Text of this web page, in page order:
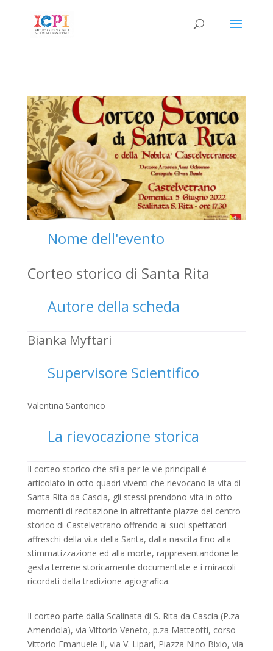
Nome dell'evento
Corteo storico di Santa Rita
Autore della scheda
Bianka Myftari
Supervisore Scientifico
Valentina Santonico
La rievocazione storica
Il corteo storico che sfila per le vie principali è
articolato in otto quadri viventi che rievocano la vita di
Santa Rita da Cascia, gli stessi prendono vita in otto
momenti di recitazione in altrettante piazze del centro
storico di Castelvetrano offrendo ai suoi spettatori
affreschi della vita della Santa, dalla nascita fino alla
stimmatizzazione ed alla morte, rappresentandone le
gesta terrene storicamente documentate e i miracoli
ricordati dalla tradizione agiografica.
Il corteo parte dalla Scalinata di S. Rita da Cascia (P.za
Amendola), via Vittorio Veneto, p.za Matteotti, corso
Vittorio Emanuele II, via V. Lipari, Piazza Nino Bixio, via